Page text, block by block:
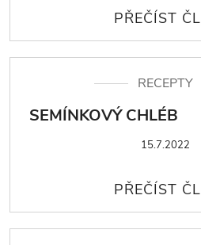
RECEPTY
SEMÍNKOVÝ CHLÉB
15.7.2022